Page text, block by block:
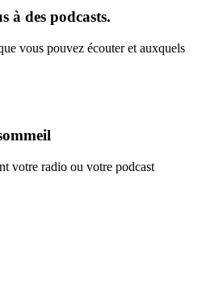
à des podcasts.
vous pouvez écouter et auxquels
votre radio ou votre podcast